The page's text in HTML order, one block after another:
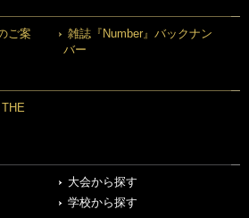
ご案
雑誌『Number』バックナン
バー
大会から探す
学校から探す